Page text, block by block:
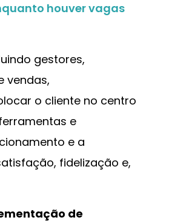
houver vagas
gestores,
vendas,
o cliente no centro
e
e a
fidelização e,
de